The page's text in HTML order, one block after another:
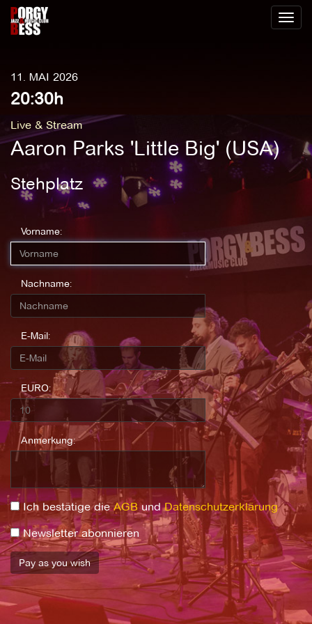
Toggle
11. MAI 2026
20:30h
Live & Stream
Aaron Parks 'Little Big' (USA)
Stehplatz
Vorname:
Nachname:
E-Mail:
EURO:
Anmerkung:
Ich bestätige dieAGBundDatenschutzerklärung
Newsletter abonnieren
Pay as you wish